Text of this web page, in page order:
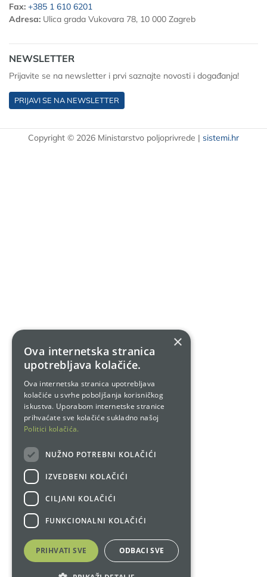
Fax: +385 1 610 6201
Adresa: Ulica grada Vukovara 78, 10 000 Zagreb
NEWSLETTER
Prijavite se na newsletter i prvi saznajte novosti i događanja!
PRIJAVI SE NA NEWSLETTER
Copyright © 2026 Ministarstvo poljoprivrede | sistemi.hr
×
Ova internetska stranica
upotrebljava kolačiće.
Ova internetska stranica upotrebljava
kolačiće u svrhe poboljšanja korisničkog
iskustva. Uporabom internetske stranice
prihvaćate sve kolačiće sukladno našoj
Politici kolačića.
NUŽNO POTREBNI KOLAČIĆI
IZVEDBENI KOLAČIĆI
CILJANI KOLAČIĆI
FUNKCIONALNI KOLAČIĆI
PRIHVATI SVE ODBACI SVE